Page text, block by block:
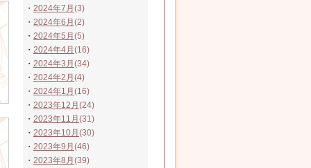
・ 2024年7月(3)
・ 2024年6月(2)
・ 2024年5月(5)
・ 2024年4月(16)
・ 2024年3月(34)
・ 2024年2月(4)
・ 2024年1月(16)
・ 2023年12月(24)
・ 2023年11月(31)
・ 2023年10月(30)
・ 2023年9月(46)
・ 2023年8月(39)